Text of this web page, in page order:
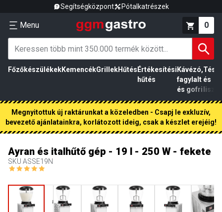
Segítségközpont Pótalkatrészek
Menu 0
FőzőkészülékekKemencékGrillekHűtés Értékesítési
hűtés
Kávézó,
fagylalt
és gofri
és
liszt
Megnyitottuk új raktárunkat a közeledben - Csapj le exkluzív,
bevezető ajánlatainkra, korlátozott ideig, csak a készlet erejéig!
Ayran és italhűtő gép - 19 l - 250 W - fekete
SKU ASSE19N